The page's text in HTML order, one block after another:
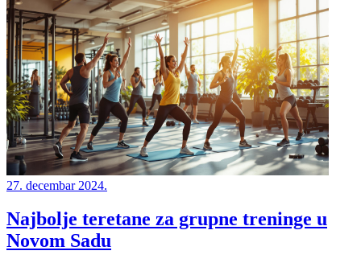
27. decembar 2024.
Najbolje teretane za grupne treninge u
Novom Sadu